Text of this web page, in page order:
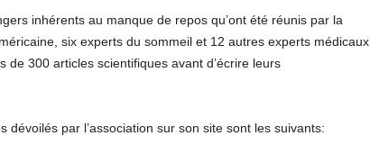
inhérents au manque de repos qu’ont été réunis par la
six experts du sommeil et 12 autres experts médicaux.
de 300 articles scientifiques avant d’écrire leurs
dévoilés par l’association sur son site sont les suivants: